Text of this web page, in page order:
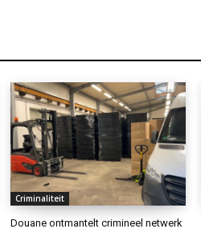
Criminaliteit
Douane ontmantelt crimineel netwerk